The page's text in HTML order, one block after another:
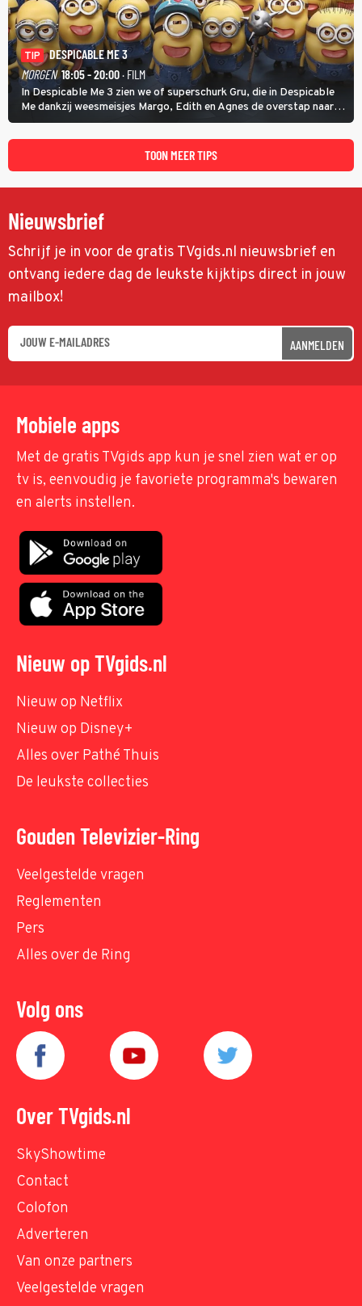
TIP
DESPICABLE ME 3
MORGEN 18:05 - 20:00· FILM
In Despicable Me 3 zien we of superschurk Gru, die in Despicable
Me dankzij weesmeisjes Margo, Edith en Agnes de overstap naar
het rechte pad maakte, ook op dat pad weet te blijven.
TOON MEER TIPS
Nieuwsbrief
Schrijf je in voor de gratis TVgids.nl nieuwsbrief en
ontvang iedere dag de leukste kijktips direct in jouw
mailbox!
AANMELDEN
Mobiele apps
Met de gratis TVgids app kun je snel zien wat er op
tv is, eenvoudig je favoriete programma's bewaren
en alerts instellen.
Nieuw op TVgids.nl
Nieuw op Netflix
Nieuw op Disney+
Alles over Pathé Thuis
De leukste collecties
Gouden Televizier-Ring
Veelgestelde vragen
Reglementen
Pers
Alles over de Ring
Volg ons
Over TVgids.nl
SkyShowtime
Contact
Colofon
Adverteren
Van onze partners
Veelgestelde vragen